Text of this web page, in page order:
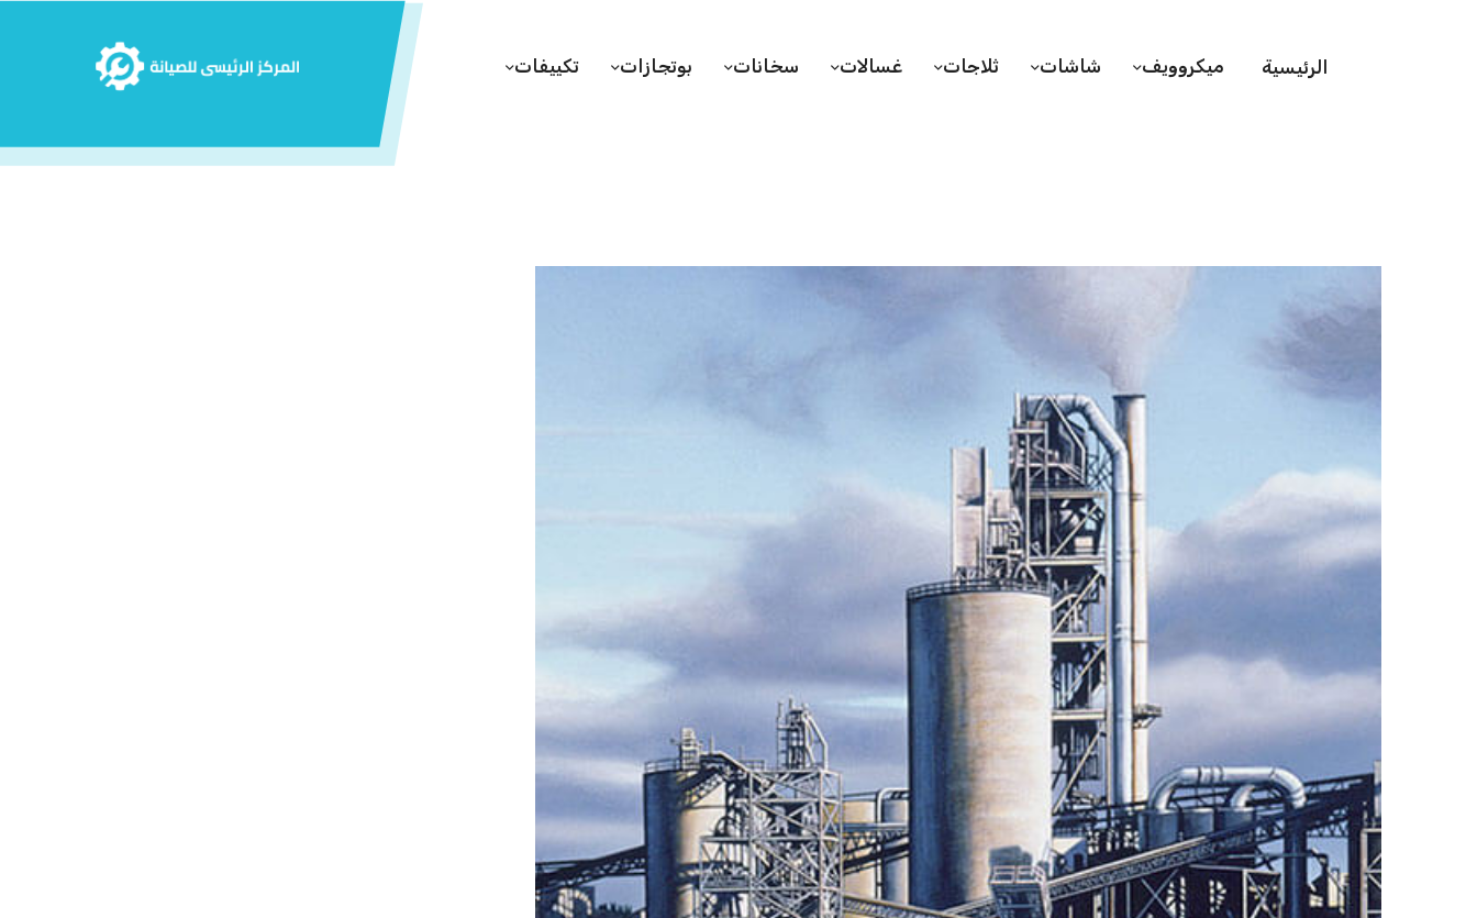
الرئيسية ميكروويف شاشات ثلاجات غسالات سخانات بوتجازات تكييفات